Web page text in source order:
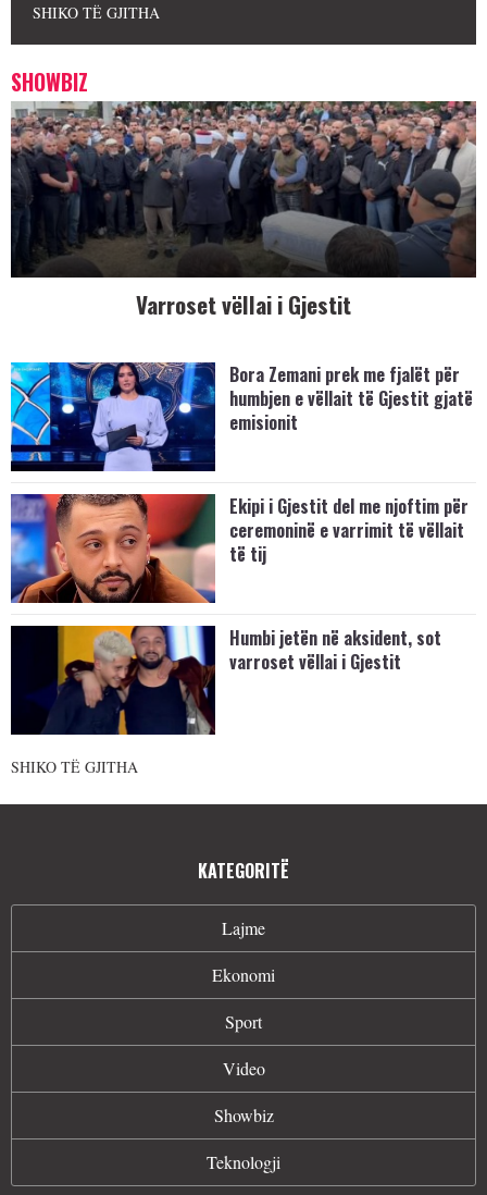
SHIKO TË GJITHA
SHOWBIZ
Varroset vëllai i Gjestit
Bora Zemani prek me fjalët për
humbjen e vëllait të Gjestit gjatë
emisionit
Ekipi i Gjestit del me njoftim për
ceremoninë e varrimit të vëllait
të tij
Humbi jetën në aksident, sot
varroset vëllai i Gjestit
SHIKO TË GJITHA
KATEGORITË
Lajme
Ekonomi
Sport
Video
Showbiz
Teknologji